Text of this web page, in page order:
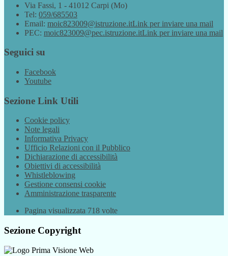
Via Fassi, 1 - 41012 Carpi (Mo)
Tel: 059/685503
Email: moic823009@istruzione.itLink per inviare una mail
PEC: moic823009@pec.istruzione.itLink per inviare una mail
Seguici su
Facebook
Youtube
Sezione Link Utili
Cookie policy
Note legali
Informativa Privacy
Ufficio Relazioni con il Pubblico
Dichiarazione di accessibilità
Obiettivi di accessibilità
Whistleblowing
Gestione consensi cookie
Amministrazione trasparente
Pagina visualizzata 718 volte
Sezione Copyright